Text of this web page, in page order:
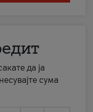
да ја
сума